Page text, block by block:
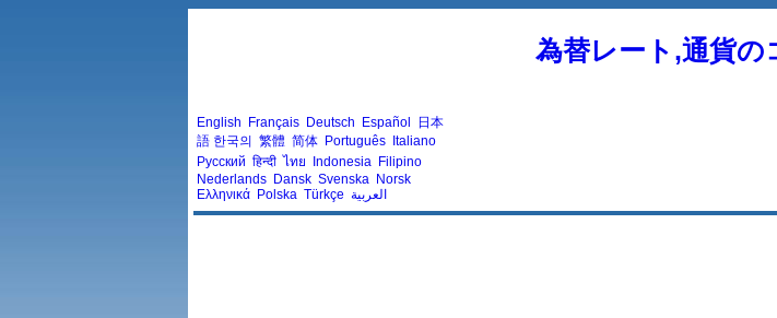
為替レート,通貨の
English Français Deutsch Español
日本
語 한국의 繁體 简体 Português Italiano
Русский हिन्दी ไทย Indonesia Filipino
Nederlands Dansk Svenska Norsk
Ελληνικά Polska Türkçe العربية